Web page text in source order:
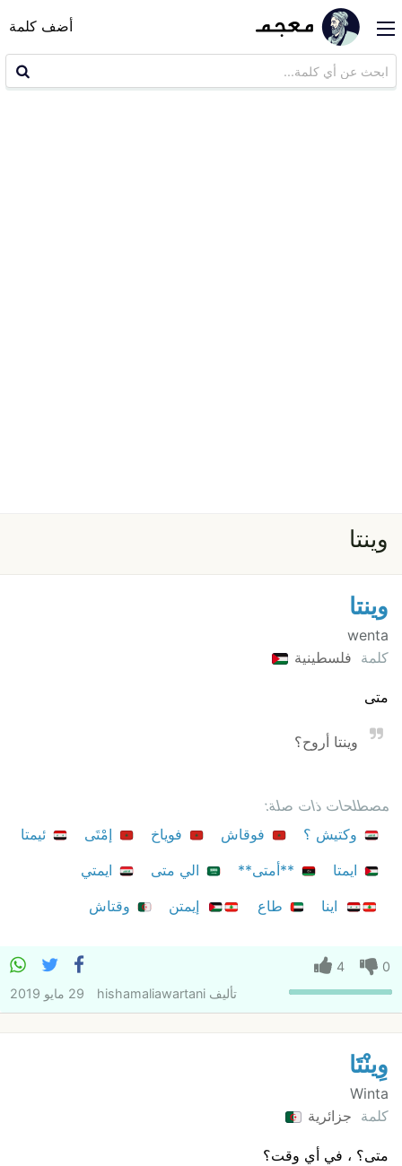
أضف كلمة
وينتا
وينتا
wenta
كلمة فلسطينية
متى
وينتا أروح؟
مصطلحات ذات صلة:
وكتيش ؟
فوقاش فوياخ إمْتَى
ئيمتا
ايمتا
**أمتى** الي متى
ايمتي
اينا
طاع إيمتن وقتاش
0
4
تأليفhishamaliawartani 29 مايو 2019
وِينْتَا
Winta
كلمة جزائرية
متى؟ ، في أي وقت؟